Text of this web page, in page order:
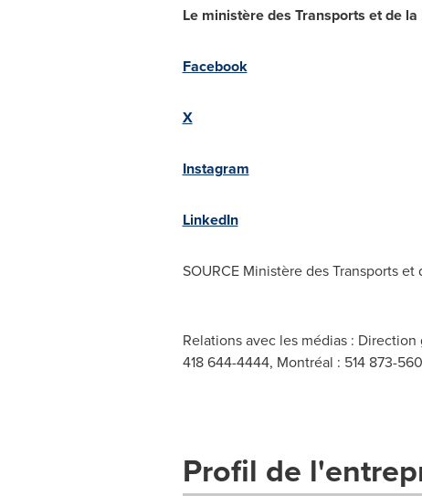
Le ministère des Transports et de
Facebook
X
Instagram
LinkedIn
SOURCE Ministère des Transports
Relations avec les médias :
418 644-4444, Montréal : 514 873-
Profil de